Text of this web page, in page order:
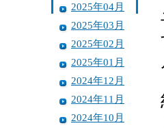
2025年04月
2025年03月
2025年02月
2025年01月
2024年12月
2024年11月
2024年10月